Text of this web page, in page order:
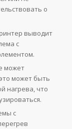
о
выводит
с
может
может быть
нагрева, что
с